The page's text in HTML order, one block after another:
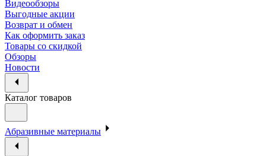
Видеообзоры
Выгодные акции
Возврат и обмен
Как оформить заказ
Товары со скидкой
Обзоры
Новости
Каталог товаров
Абразивные материалы